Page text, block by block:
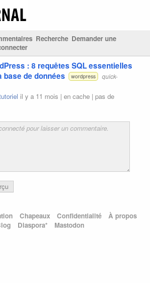
Recherche Demander une
: 8 requêtes SQL essentielles
base de données
wordpress
quick-
il y a 11 mois | en cache | pas de
Chapeaux Confidentialité
À propos
Diaspora* Mastodon